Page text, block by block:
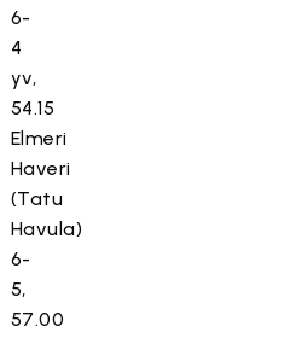
6-
4
yv,
54.15
Elmeri
Haveri
(Tatu
Havula)
6-
5,
57.00